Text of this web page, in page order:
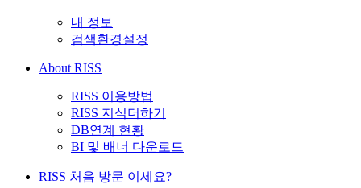
내 정보
검색환경설정
About RISS
RISS 이용방법
RISS 지식더하기
DB연계 현황
BI 및 배너 다운로드
RISS 처음 방문 이세요?